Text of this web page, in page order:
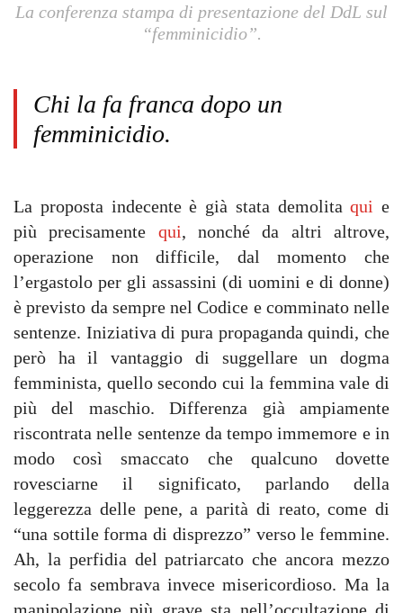
La conferenza stampa di presentazione del DdL sul
“femminicidio”.
Chi la fa franca dopo un
femminicidio.
La proposta indecente è già stata demolitaqui e
più precisamente qui, nonché da altri altrove,
operazione non difficile, dal momento che
l’ergastolo per gli assassini (di uomini e di donne)
è previsto da sempre nel Codice e comminato nelle
sentenze. Iniziativa di pura propaganda quindi, che
però ha il vantaggio di suggellare un dogma
femminista, quello secondo cui la femmina vale di
più del maschio. Differenza già ampiamente
riscontrata nelle sentenze da tempo immemore e in
modo così smaccato che qualcuno dovette
rovesciarne il significato, parlando della
leggerezza delle pene, a parità di reato, come di
“una sottile forma di disprezzo” verso le femmine.
Ah, la perfidia del patriarcato che ancora mezzo
secolo fa sembrava invece misericordioso. Ma la